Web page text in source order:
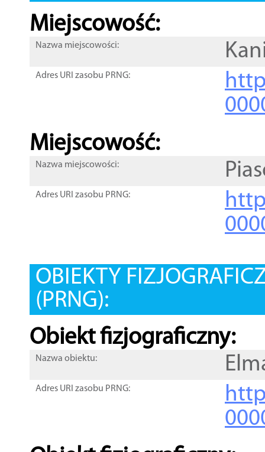
Miejscowość:
Nazwa miejscowości:
Adres URI zasobu PRNG:
Miejscowość:
Nazwa miejscowości:
Adres URI zasobu PRNG:
OBIEKTY
(PRNG):
Obiekt fizjograficzny:
Nazwa obiektu:
Adres URI zasobu PRNG: